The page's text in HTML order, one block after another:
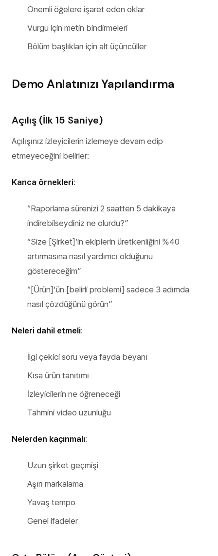
Önemli öğelere işaret eden oklar
Vurgu için metin bindirmeleri
Bölüm başlıkları için alt üçüncüller
Demo Anlatınızı Yapılandırma
Açılış (İlk 15 Saniye)
Açılışınız izleyicilerin izlemeye devam edip
etmeyeceğini belirler:
Kanca örnekleri:
“Raporlama sürenizi 2 saatten 5 dakikaya
indirebilseydiniz ne olurdu?”
“Size [Şirket]‘in ekiplerin üretkenliğini %40
artırmasına nasıl yardımcı olduğunu
göstereceğim”
“[Ürün]‘ün [belirli problemi] sadece 3 adımda
nasıl çözdüğünü görün”
Neleri dahil etmeli:
İlgi çekici soru veya fayda beyanı
Kısa ürün tanıtımı
İzleyicilerin ne öğreneceği
Tahmini video uzunluğu
Nelerden kaçınmalı:
Uzun şirket geçmişi
Aşırı markalama
Yavaş tempo
Genel ifadeler